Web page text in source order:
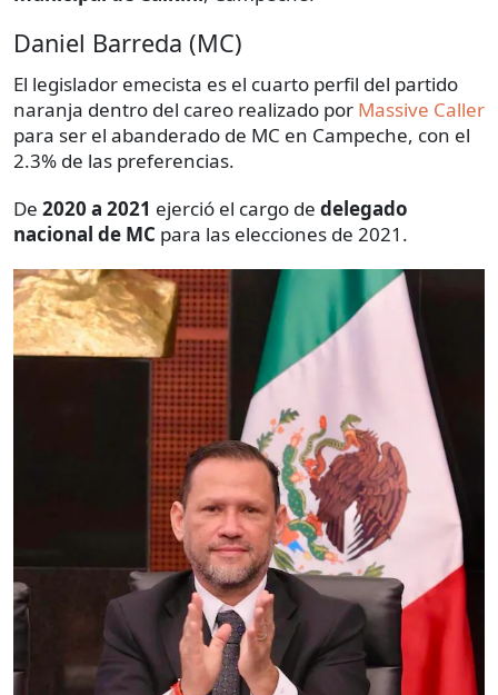
Daniel Barreda (MC)
El legislador emecista es el cuarto perfil del partido
naranja dentro del careo realizado por Massive Caller
para ser el abanderado de MC en Campeche, con el
2.3% de las preferencias.
De 2020 a 2021 ejerció el cargo de delegado
nacional de MC para las elecciones de 2021.